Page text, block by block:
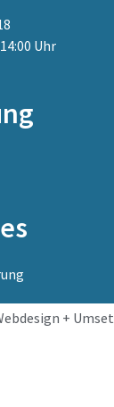
Uhr
+
den gesperrten